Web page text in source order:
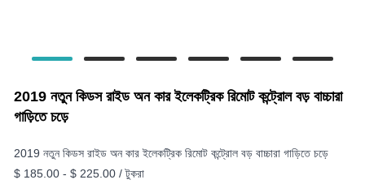
2019 নতুন কিডস রাইড অন কার ইলেকট্রিক রিমোট কন্ট্রোল বড় বাচ্চারা
গাড়িতে চড়ে
2019 নতুন কিডস রাইড অন কার ইলেকট্রিক রিমোট কন্ট্রোল বড় বাচ্চারা গাড়িতে চড়ে
$ 185.00 - $ 225.00 / টুকরা